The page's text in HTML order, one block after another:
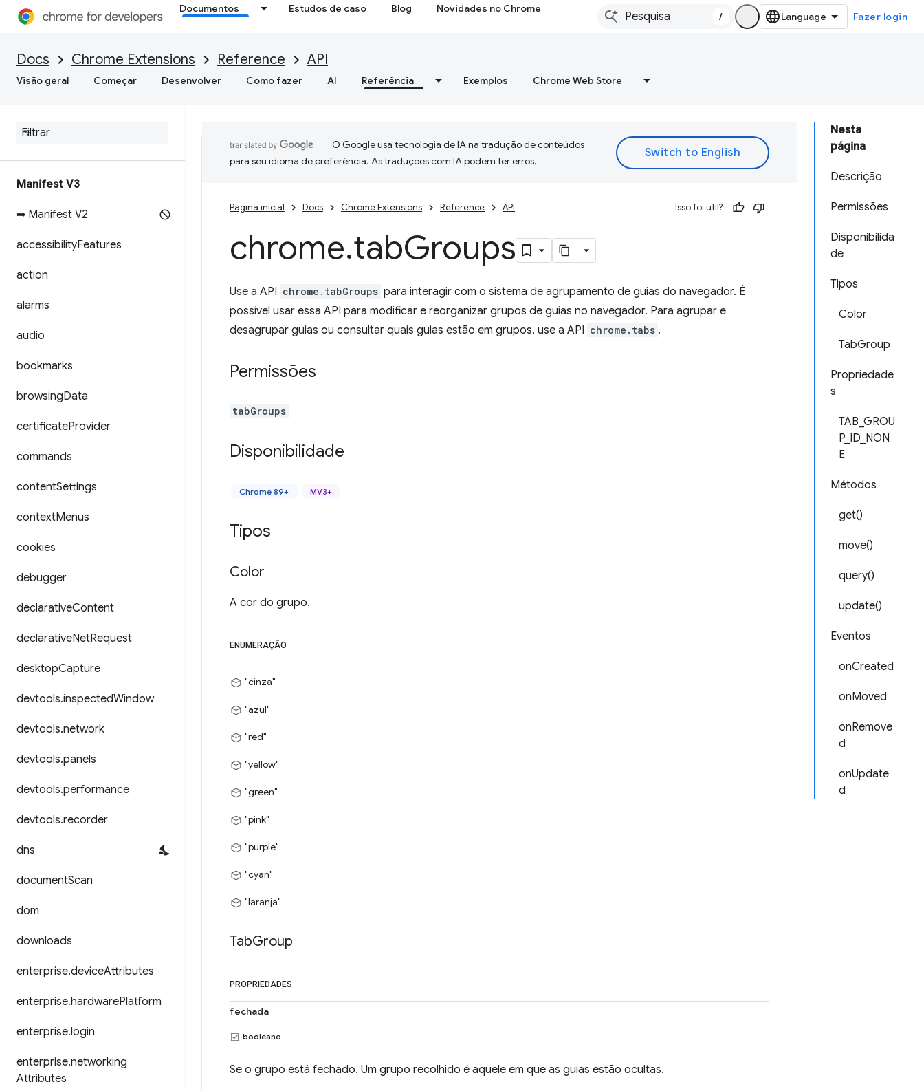
Documentos Estudos de caso Blog Novidades no Chrome
/ Fazer login
Docs Chrome Extensions Reference API
Visão geral Começar Desenvolver Como fazer AI Referência Exemplos Chrome Web Store
Manifest V3
➡ Manifest V2
accessibilityFeatures
action
alarms
audio
bookmarks
browsingData
certificateProvider
commands
contentSettings
contextMenus
cookies
debugger
declarativeContent
declarativeNetRequest
desktopCapture
devtools.inspectedWindow
devtools.network
devtools.panels
devtools.performance
devtools.recorder
dns
documentScan
dom
downloads
enterprise.deviceAttributes
enterprise.hardwarePlatform
enterprise.login
enterprise.networking
Attributes
Nesta
página
Descrição
Permissões
Disponibilida
de
Tipos
Color
TabGroup
Propriedade
s
TAB_GROU
P_ID_NON
E
Métodos
get()
move()
query()
update()
Eventos
onCreated
onMoved
onRemove
d
onUpdate
d
O Google usa tecnologia de IA na tradução de conteúdos
para seu idioma de preferência. As traduções com IA podem ter erros.
Página inicial Docs Chrome Extensions Reference API Isso foi útil?
chrome.tabGroups
Use a API chrome.tabGroups para interagir com o sistema de agrupamento de guias do navegador. É
possível usar essa API para modificar e reorganizar grupos de guias no navegador. Para agrupar e
desagrupar guias ou consultar quais guias estão em grupos, use a API chrome.tabs .
Permissões
tabGroups
Disponibilidade
Chrome 89+ MV3+
Tipos
Color
A cor do grupo.
ENUMERAÇÃO
"cinza"
"azul"
"red"
"yellow"
"green"
"pink"
"purple"
"cyan"
"laranja"
TabGroup
PROPRIEDADES
fechada
booleano
Se o grupo está fechado. Um grupo recolhido é aquele em que as guias estão ocultas.